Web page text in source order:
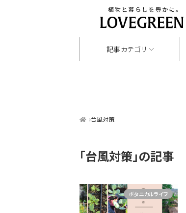
記事カテゴリ
台風対策
「台風対策」の記事
ボタニカルライフ